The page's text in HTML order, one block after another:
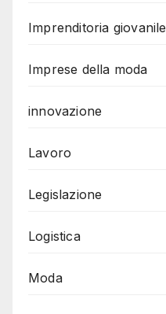
Imprenditoria giovanile
Imprese della moda
innovazione
Lavoro
Legislazione
Logistica
Moda